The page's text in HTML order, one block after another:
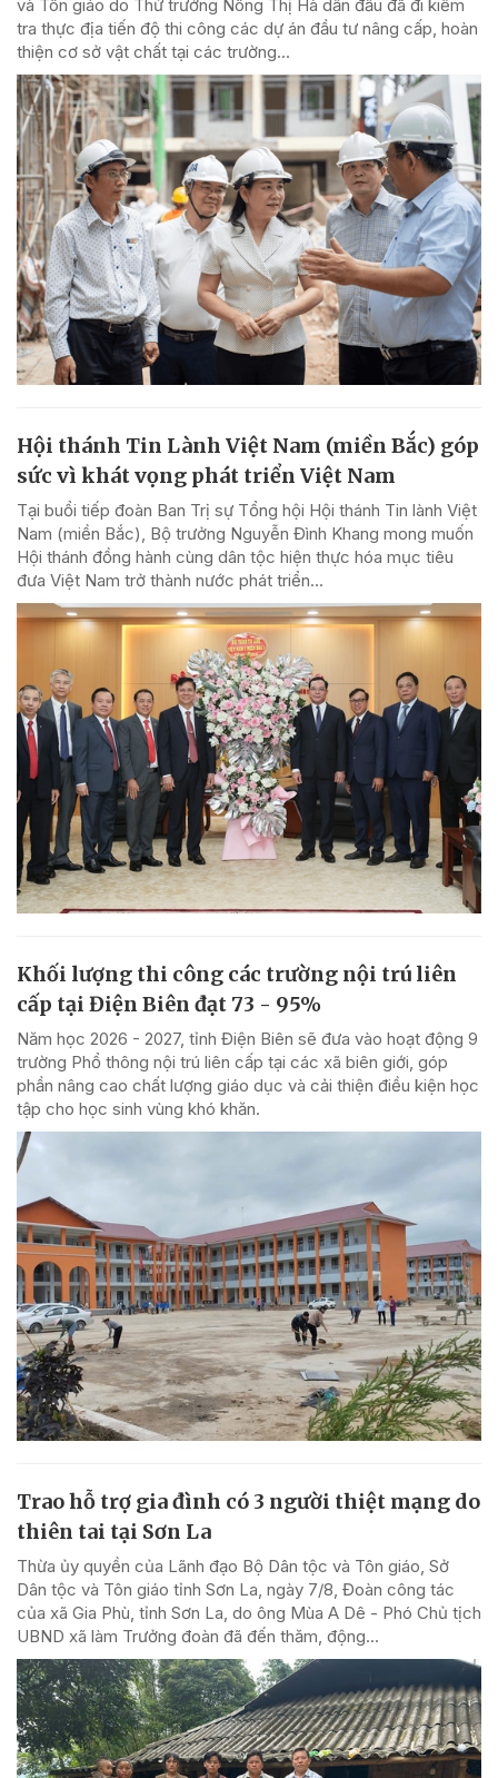
và Tôn giáo do Thứ trưởng Nông Thị Hà dẫn đầu đã đi kiểm
tra thực địa tiến độ thi công các dự án đầu tư nâng cấp, hoàn
thiện cơ sở vật chất tại các trường...
Hội thánh Tin Lành Việt Nam (miền Bắc) góp
sức vì khát vọng phát triển Việt Nam
Tại buổi tiếp đoàn Ban Trị sự Tổng hội Hội thánh Tin lành Việt
Nam (miền Bắc), Bộ trưởng Nguyễn Đình Khang mong muốn
Hội thánh đồng hành cùng dân tộc hiện thực hóa mục tiêu
đưa Việt Nam trở thành nước phát triển...
Khối lượng thi công các trường nội trú liên
cấp tại Điện Biên đạt 73 - 95%
Năm học 2026 - 2027, tỉnh Điện Biên sẽ đưa vào hoạt động 9
trường Phổ thông nội trú liên cấp tại các xã biên giới, góp
phần nâng cao chất lượng giáo dục và cải thiện điều kiện học
tập cho học sinh vùng khó khăn.
Trao hỗ trợ gia đình có 3 người thiệt mạng do
thiên tai tại Sơn La
Thừa ủy quyền của Lãnh đạo Bộ Dân tộc và Tôn giáo, Sở
Dân tộc và Tôn giáo tỉnh Sơn La, ngày 7/8, Đoàn công tác
của xã Gia Phù, tỉnh Sơn La, do ông Mùa A Dê - Phó Chủ tịch
UBND xã làm Trưởng đoàn đã đến thăm, động...